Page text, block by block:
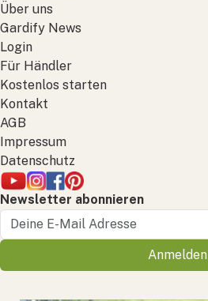
Über uns
Gardify News
Login
Für Händler
Kostenlos starten
Kontakt
AGB
Impressum
Datenschutz
Newsletter abonnieren
Anmelden